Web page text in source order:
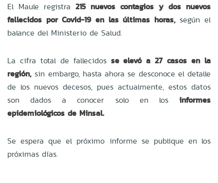
El Maule registra 215 nuevos contagios y dos nuevos
fallecidos por Covid-19 en las últimas horas,según el
balance del Ministerio de Salud.
La cifra total de fallecidosse elevó a 27 casos en la
región, sin embargo, hasta ahora se desconoce el detalle
de los nuevos decesos, pues actualmente, estos datos
son dados a conocer solo en los informes
epidemiológicos de Minsal.
Se espera que el próximo informe se publique en los
próximas días.